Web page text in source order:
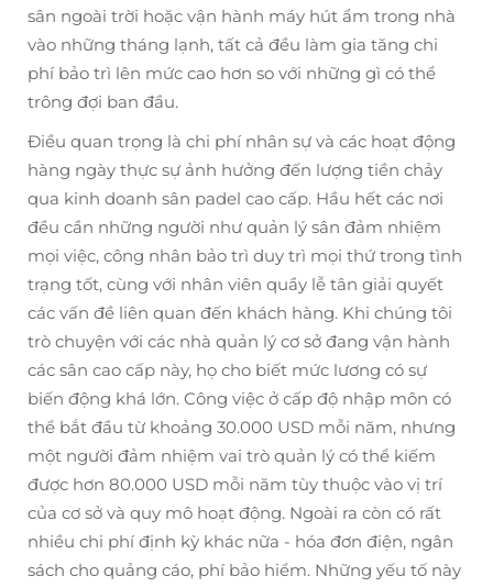
sân ngoài trời hoặc vận hành máy hút ẩm trong nhà
vào những tháng lạnh, tất cả đều làm gia tăng chi
phí bảo trì lên mức cao hơn so với những gì có thể
trông đợi ban đầu.
Điều quan trọng là chi phí nhân sự và các hoạt động
hàng ngày thực sự ảnh hưởng đến lượng tiền chảy
qua kinh doanh sân padel cao cấp. Hầu hết các nơi
đều cần những người như quản lý sân đảm nhiệm
mọi việc, công nhân bảo trì duy trì mọi thứ trong tình
trạng tốt, cùng với nhân viên quầy lễ tân giải quyết
các vấn đề liên quan đến khách hàng. Khi chúng tôi
trò chuyện với các nhà quản lý cơ sở đang vận hành
các sân cao cấp này, họ cho biết mức lương có sự
biến động khá lớn. Công việc ở cấp độ nhập môn có
thể bắt đầu từ khoảng 30.000 USD mỗi năm, nhưng
một người đảm nhiệm vai trò quản lý có thể kiếm
được hơn 80.000 USD mỗi năm tùy thuộc vào vị trí
của cơ sở và quy mô hoạt động. Ngoài ra còn có rất
nhiều chi phí định kỳ khác nữa - hóa đơn điện, ngân
sách cho quảng cáo, phí bảo hiểm. Những yếu tố này